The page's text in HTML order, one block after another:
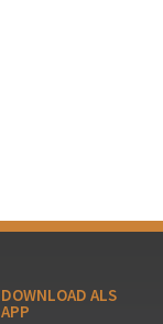
DOWNLOAD ALS
APP